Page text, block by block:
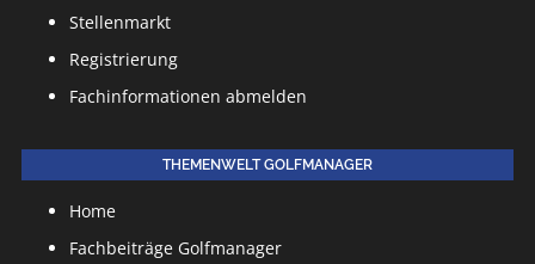
Stellenmarkt
Registrierung
Fachinformationen abmelden
THEMENWELT GOLFMANAGER
Home
Fachbeiträge Golfmanager